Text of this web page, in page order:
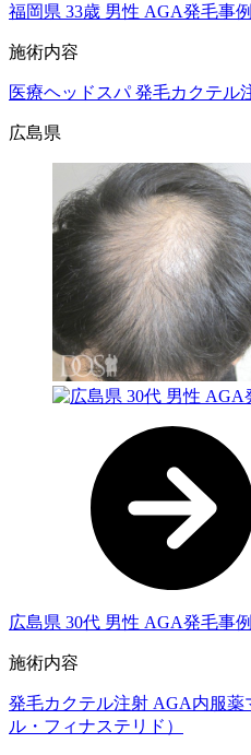
福岡県 33歳 男性 AGA発毛事例
施術内容
医療ヘッドスパ発毛カクテル
広島県
広島県 30代 男性 AGA発毛事例
施術内容
発毛カクテル注射 AGA内服薬
ル・フィナステリド）